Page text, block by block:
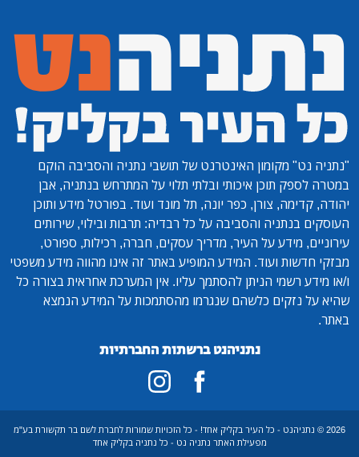
"נתניה נט" מקומון האינטרנט של תושבי נתניה והסביבה הוקם
במטרה לספק תוכן איכותי ובלתי תלוי על המתרחש בנתניה, אבן
יהודה, קדימה, צורן, כפר יונה, תל מונד ועוד. בפורטל מידע ותוכן
העוסקים בנתניה והסביבה על כל רבדיה: תרבות ובילוי, שירותים
עירוניים, מידע על העיר, מדריך עסקים, חברה, רכילות, ספורט,
מבזקי חדשות ועוד. המידע המופיע באתר זה אינו מהווה מידע משפטי
ו/או מידע רשמי הניתן להסתמך עליו. אין המערכת אחראית בצורה כל
שהיא על נזקים כלשהם שנגרמו מהסתמכות על המידע הנמצא
באתר.
נתניהנט ברשתות החברתיות
2026 © נתניהנט - כל העיר בקליק אחד! - כל הזכויות שמורות לחברת לשם בר תקשורת בע"מ
מפעילת האתר נתניה נט - כל נתניה בקליק אחד